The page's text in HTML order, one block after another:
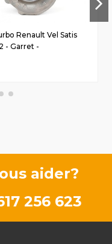
Renault Vel Satis
- Garret -
aider?
256 623